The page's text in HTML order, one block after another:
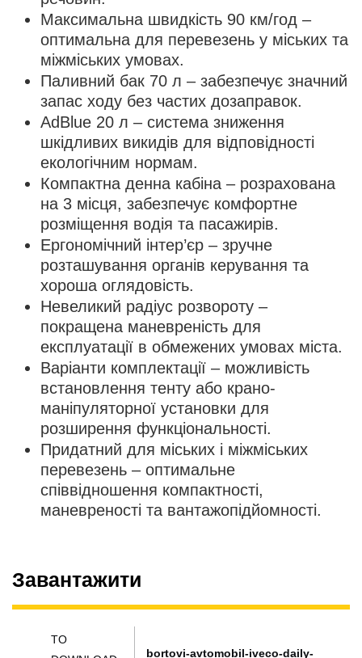
Максимальна швидкість 90 км/год –
оптимальна для перевезень у міських та
міжміських умовах.
Паливний бак 70 л – забезпечує значний
запас ходу без частих дозаправок.
AdBlue 20 л – система зниження
шкідливих викидів для відповідності
екологічним нормам.
Компактна денна кабіна – розрахована
на 3 місця, забезпечує комфортне
розміщення водія та пасажирів.
Ергономічний інтер’єр – зручне
розташування органів керування та
хороша оглядовість.
Невеликий радіус розвороту –
покращена маневреність для
експлуатації в обмежених умовах міста.
Варіанти комплектації – можливість
встановлення тенту або крано-
маніпуляторної установки для
розширення функціональності.
Придатний для міських і міжміських
перевезень – оптимальне
співвідношення компактності,
маневреності та вантажопідйомності.
Завантажити
TO
bortovi-avtomobil-iveco-daily-